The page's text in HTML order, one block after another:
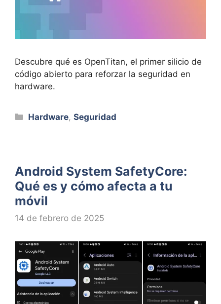
Descubre qué es OpenTitan, el primer silicio de
código abierto para reforzar la seguridad en
hardware.
Categorías
Hardware,Seguridad
Android System SafetyCore:
Qué es y cómo afecta a tu
móvil
14 de febrero de 2025